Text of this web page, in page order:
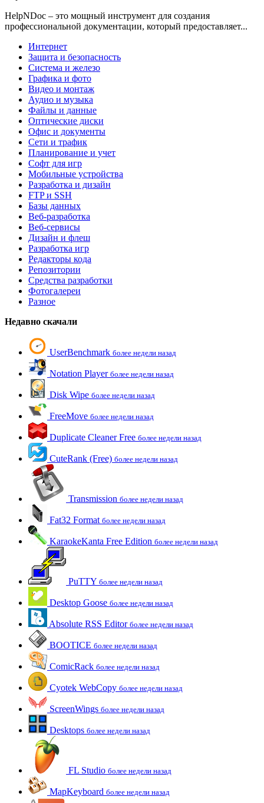
HelpNDoc – это мощный инструмент для создания
профессиональной документации, который предоставляет...
Интернет
Защита и безопасность
Система и железо
Графика и фото
Видео и монтаж
Аудио и музыка
Файлы и данные
Оптические диски
Офис и документы
Сети и трафик
Планирование и учет
Софт для игр
Мобильные устройства
Разработка и дизайн
FTP и SSH
Базы данных
Веб-разработка
Веб-сервисы
Дизайн и флеш
Разработка игр
Редакторы кода
Репозитории
Средства разработки
Фотогалереи
Разное
Недавно скачали
UserBenchmark более недели назад
Notation Player более недели назад
Disk Wipe более недели назад
FreeMove более недели назад
Duplicate Cleaner Free более недели назад
CuteRank (Free) более недели назад
Transmission более недели назад
Fat32 Format более недели назад
KaraokeKanta Free Edition более недели назад
PuTTY более недели назад
Desktop Goose более недели назад
Absolute RSS Editor более недели назад
BOOTICE более недели назад
ComicRack более недели назад
Cyotek WebCopy более недели назад
ScreenWings более недели назад
Desktops более недели назад
FL Studio более недели назад
MapKeyboard более недели назад